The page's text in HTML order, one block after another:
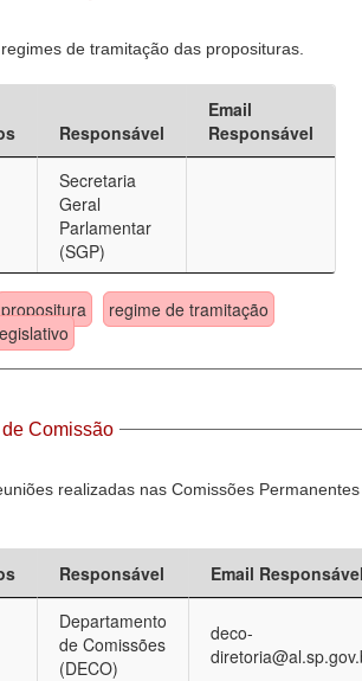
de tramitação das proposituras.
Responsável
Email
Responsável
Secretaria
Geral
Parlamentar
(SGP)
propositura
regime de tramitação
Comissão
realizadas nas Comissões
Responsável
Email
Departamento
de Comissões
(DECO)
deco-